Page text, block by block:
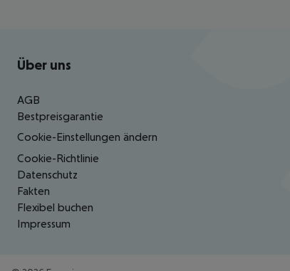
Footer navigation
Über uns
AGB
Bestpreisgarantie
Cookie-Einstellungen ändern
Cookie-Richtlinie
Datenschutz
Fakten
Flexibel buchen
Impressum